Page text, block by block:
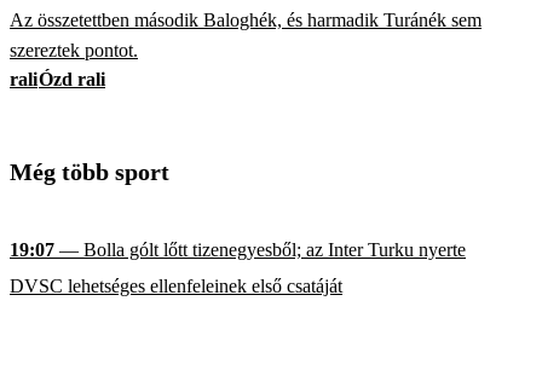
Az összetettben második Baloghék, és harmadik Turánék sem
szereztek pontot.
raliÓzd rali
Még több sport
19:07 — Bolla gólt lőtt tizenegyesből; az Inter Turku nyerte
DVSC lehetséges ellenfeleinek első csatáját